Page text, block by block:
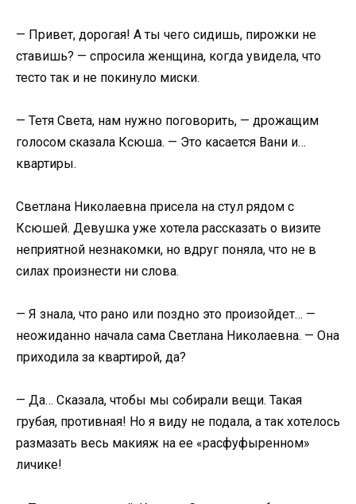
— Привет, дорогая! А ты чего сидишь, пирожки не
ставишь? — спросила женщина, когда увидела, что
тесто так и не покинуло миски.
— Тетя Света, нам нужно поговорить, — дрожащим
голосом сказала Ксюша. — Это касается Вани и…
квартиры.
Светлана Николаевна присела на стул рядом с
Ксюшей. Девушка уже хотела рассказать о визите
неприятной незнакомки, но вдруг поняла, что не в
силах произнести ни слова.
— Я знала, что рано или поздно это произойдет… —
неожиданно начала сама Светлана Николаевна. — Она
приходила за квартирой, да?
— Да… Сказала, чтобы мы собирали вещи. Такая
грубая, противная! Но я виду не подала, а так хотелось
размазать весь макияж на ее «расфуфыренном»
личике!